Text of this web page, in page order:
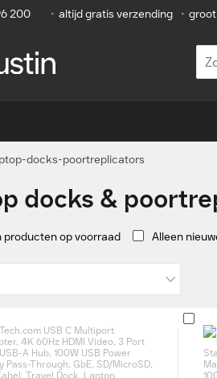
200 • altijd gratis verzending •
docks-poortreplicators
docks &
producten op voorraad Alleen